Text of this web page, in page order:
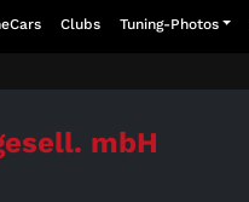
Clubs Tuning-Photos
mbH